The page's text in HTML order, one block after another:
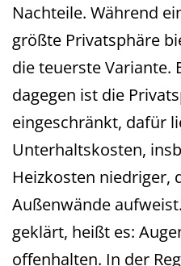
Nachteile. Während
größte Privatsphäre
die teuerste Variante.
dagegen ist die
eingeschränkt, dafür
Unterhaltskosten,
Heizkosten niedriger,
Außenwände
geklärt, heißt es:
offenhalten. In der